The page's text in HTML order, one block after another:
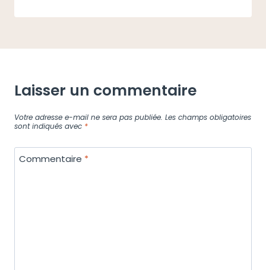
Laisser un commentaire
Votre adresse e-mail ne sera pas publiée. Les champs obligatoires
sont indiqués avec *
Commentaire *